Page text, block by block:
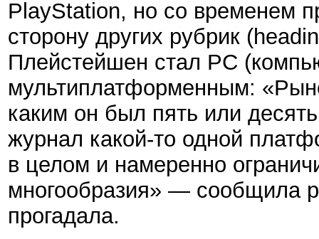
PlayStation, но со временем
сторону других рубрик
Плейстейшен стал PC
мультиплатформенным:
каким он был пять или
журнал какой-то одной
в целом и намеренно
многообразия» — сообщила
прогадала.